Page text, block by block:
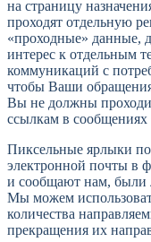
на страницу
проходят отдельную
«проходные» данные,
интерес к отдельным
коммуникаций с
чтобы Ваши
Вы не должны
ссылкам в
Пиксельные ярлыки
электронной почты в
и сообщают нам, были
Мы можем
количества
прекращения их